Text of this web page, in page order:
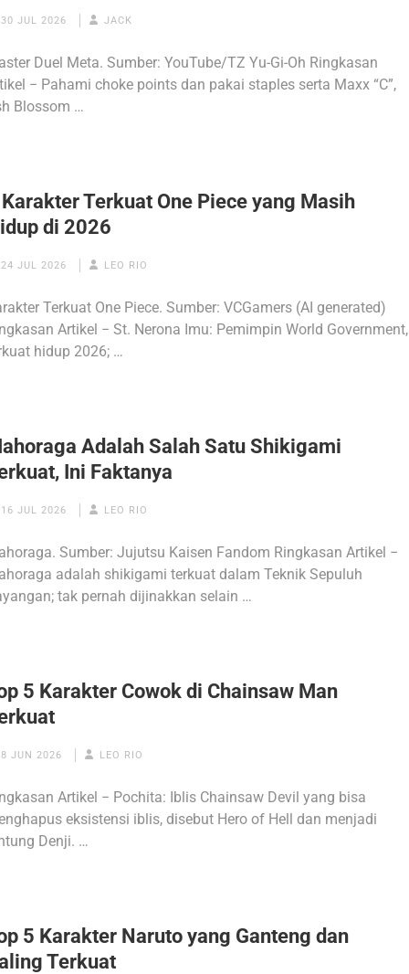
30 JUL 2026 JACK
Duel Meta. Sumber: YouTube/TZ Yu-Gi-Oh Ringkasan
− Pahami choke points dan pakai staples serta Maxx “C”,
Blossom …
Terkuat One Piece yang Masih
di 2026
24 JUL 2026 LEO RIO
Terkuat One Piece. Sumber: VCGamers (AI generated)
Artikel − St. Nerona Imu: Pemimpin World Government,
hidup 2026; …
Adalah Salah Satu Shikigami
Ini Faktanya
16 JUL 2026 LEO RIO
Sumber: Jujutsu Kaisen Fandom Ringkasan Artikel −
adalah shikigami terkuat dalam Teknik Sepuluh
tak pernah dijinakkan selain …
5 Karakter Cowok di Chainsaw Man
8 JUN 2026 LEO RIO
Artikel − Pochita: Iblis Chainsaw Devil yang bisa
eksistensi iblis, disebut Hero of Hell dan menjadi
Denji. …
5 Karakter Naruto yang Ganteng dan
Terkuat